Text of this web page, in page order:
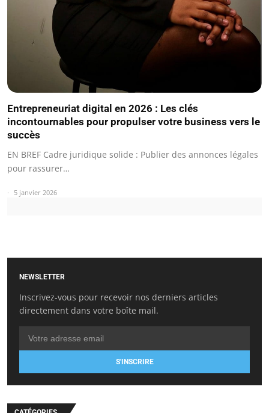
Entrepreneuriat digital en 2026 : Les clés
incontournables pour propulser votre business vers le
succès
EN BREF Cadre juridique solide : Publier des annonces légales
pour rassurer…
5 janvier 2026
NEWSLETTER
Inscrivez-vous pour recevoir nos derniers articles
directement dans votre boîte mail.
S'INSCRIRE